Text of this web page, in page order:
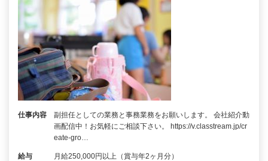
仕事内容
副担任としての業務と事務業務をお願いします。 会社紹介動
画配信中！お気軽にご相談下さい。 https://v.classtream.jp/cr
eate-gro…
給与 月給250,000円以上（賞与年2ヶ月分）